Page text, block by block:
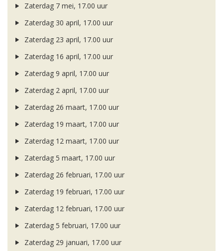
Zaterdag 7 mei, 17.00 uur
Zaterdag 30 april, 17.00 uur
Zaterdag 23 april, 17.00 uur
Zaterdag 16 april, 17.00 uur
Zaterdag 9 april, 17.00 uur
Zaterdag 2 april, 17.00 uur
Zaterdag 26 maart, 17.00 uur
Zaterdag 19 maart, 17.00 uur
Zaterdag 12 maart, 17.00 uur
Zaterdag 5 maart, 17.00 uur
Zaterdag 26 februari, 17.00 uur
Zaterdag 19 februari, 17.00 uur
Zaterdag 12 februari, 17.00 uur
Zaterdag 5 februari, 17.00 uur
Zaterdag 29 januari, 17.00 uur